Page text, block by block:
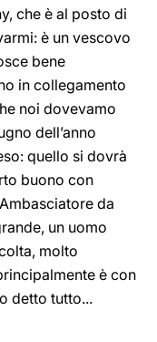
che è al posto di
è un vescovo
bene
in collegamento
noi dovevamo
dell’anno
quello si dovrà
buono con
da
un uomo
molto
è con
detto tutto...